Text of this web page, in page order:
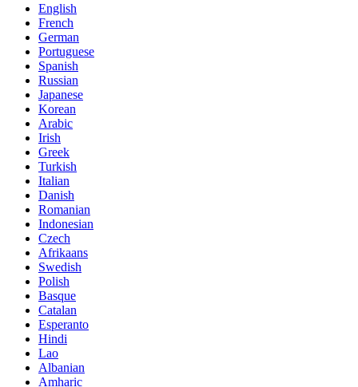
English
French
German
Portuguese
Spanish
Russian
Japanese
Korean
Arabic
Irish
Greek
Turkish
Italian
Danish
Romanian
Indonesian
Czech
Afrikaans
Swedish
Polish
Basque
Catalan
Esperanto
Hindi
Lao
Albanian
Amharic